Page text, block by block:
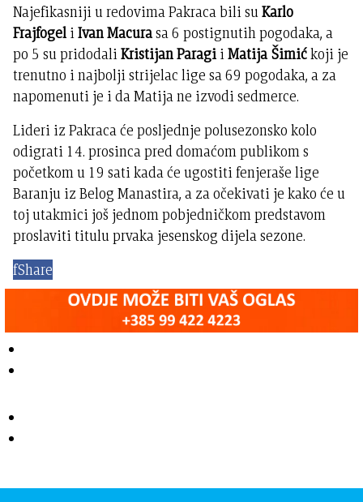
Najefikasniji u redovima Pakraca bili suKarlo
Frajfogel iIvan Macurasa 6 postignutih pogodaka, a
po 5 su pridodaliKristijan Paragi iMatija Šimićkoji je
trenutno i najbolji strijelac lige sa 69 pogodaka, a za
napomenuti je i da Matija ne izvodi sedmerce.
Lideri iz Pakraca će posljednje polusezonsko kolo
odigrati 14. prosinca pred domaćom publikom s
početkom u 19 sati kada će ugostiti fenjeraše lige
Baranju iz Belog Manastira, a za očekivati je kako će u
toj utakmici još jednom pobjedničkom predstavom
proslaviti titulu prvaka jesenskog dijela sezone.
fShare